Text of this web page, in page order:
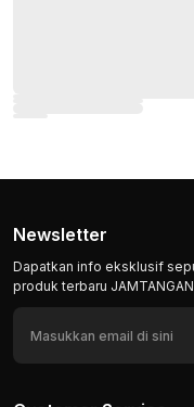
Newsletter
Dapatkan info eksklusif
produk terbaru